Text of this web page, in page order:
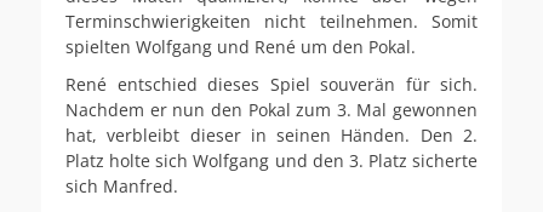
Terminschwierigkeiten nicht teilnehmen. Somit
spielten Wolfgang und René um den Pokal.
René entschied dieses Spiel souverän für sich.
Nachdem er nun den Pokal zum 3. Mal gewonnen
hat, verbleibt dieser in seinen Händen. Den 2.
Platz holte sich Wolfgang und den 3. Platz sicherte
sich Manfred.